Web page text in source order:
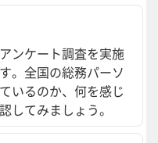
ンケート調査を実施
。全国の総務パーソ
いるのか、何を感じ
してみましょう。